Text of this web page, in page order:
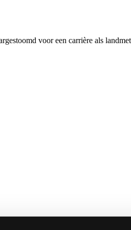
voor een carrière als